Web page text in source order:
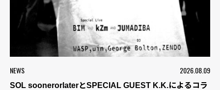
NEWS 2026.08.09
SOL soonerorlaterとSPECIAL GUEST K.K.によるコラ